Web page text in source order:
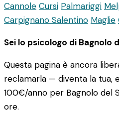
Cannole Cursi Palmariggi
Carpignano Salentino Maglie
Sei lo psicologo di Bagnolo
Questa pagina è ancora
reclamarla — diventa la tua,
100€/anno per Bagnolo del
ore.